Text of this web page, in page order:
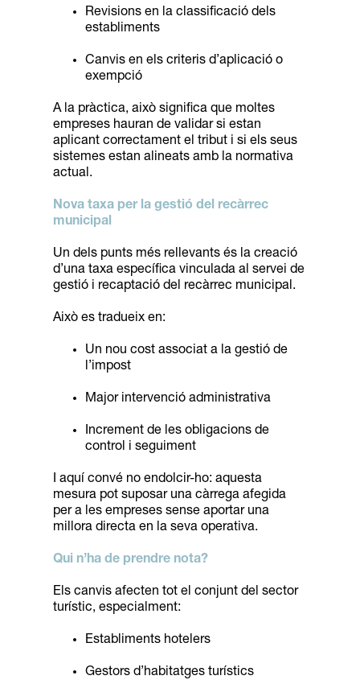
Revisions en la classificació dels
establiments
Canvis en els criteris d’aplicació o
exempció
A la pràctica, això significa que moltes
empreses hauran de validar si estan
aplicant correctament el tribut i si els seus
sistemes estan alineats amb la normativa
actual.
Nova taxa per la gestió del recàrrec
municipal
Un dels punts més rellevants és la creació
d’una taxa específica vinculada al servei de
gestió i recaptació del recàrrec municipal.
Això es tradueix en:
Un nou cost associat a la gestió de
l’impost
Major intervenció administrativa
Increment de les obligacions de
control i seguiment
I aquí convé no endolcir-ho: aquesta
mesura pot suposar una càrrega afegida
per a les empreses sense aportar una
millora directa en la seva operativa.
Qui n’ha de prendre nota?
Els canvis afecten tot el conjunt del sector
turístic, especialment:
Establiments hotelers
Gestors d’habitatges turístics